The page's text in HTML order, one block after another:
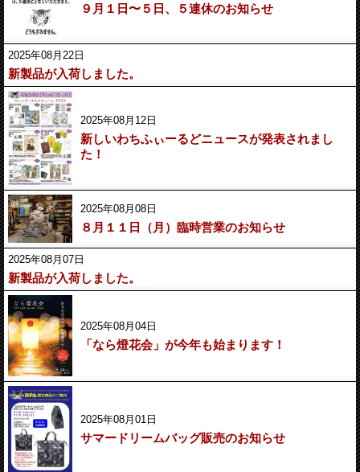
９月１日〜５日、５連休のお知らせ
2025年08月22日
新製品が入荷しました。
2025年08月12日
新しいわちふぃーるどニュースが発表されまし
た！
2025年08月08日
８月１１日（月）臨時営業のお知らせ
2025年08月07日
新製品が入荷しました。
2025年08月04日
「なら燈花会」が今年も始まります！
2025年08月01日
サマードリームバッグ販売のお知らせ